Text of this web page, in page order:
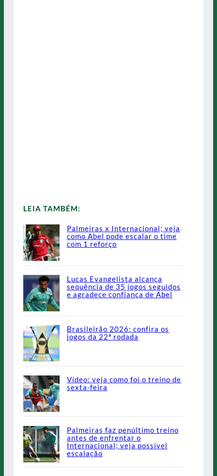
LEIA TAMBÉM:
Palmeiras x Internacional; veja
como Abel pode escalar o time
com 1 reforço
Lucas Evangelista alcança
sequência de 35 jogos seguidos
e agradece confiança de Abel
Brasileirão 2026: confira os
jogos da 22ª rodada
Vídeo: veja como foi o treino de
sexta-feira
Palmeiras faz penúltimo treino
antes de enfrentar o
Internacional; veja possível
escalação